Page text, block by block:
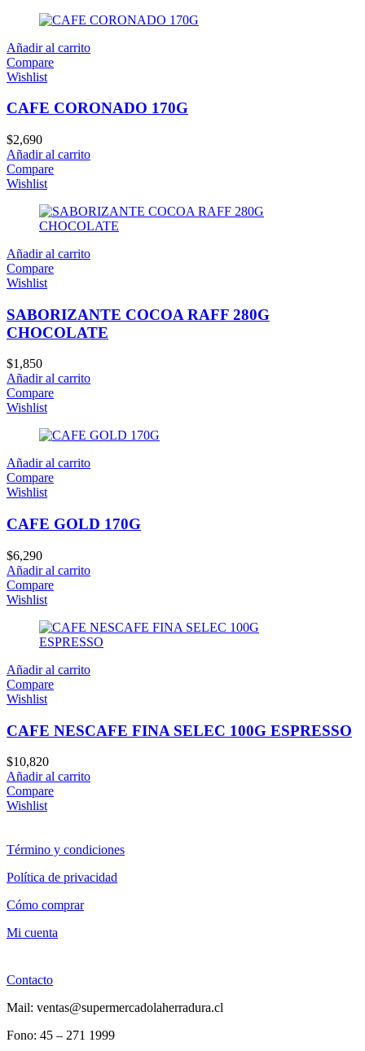
Añadir al carrito
Compare
Wishlist
CAFE CORONADO 170G
$2,690
Añadir al carrito
Compare
Wishlist
Añadir al carrito
Compare
Wishlist
SABORIZANTE COCOA RAFF 280G
CHOCOLATE
$1,850
Añadir al carrito
Compare
Wishlist
Añadir al carrito
Compare
Wishlist
CAFE GOLD 170G
$6,290
Añadir al carrito
Compare
Wishlist
Añadir al carrito
Compare
Wishlist
CAFE NESCAFE FINA SELEC 100G ESPRESSO
$10,820
Añadir al carrito
Compare
Wishlist
Término y condiciones
Política de privacidad
Cómo comprar
Mi cuenta
Contacto
Mail: ventas@supermercadolaherradura.cl
Fono: 45 – 271 1999